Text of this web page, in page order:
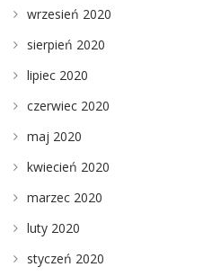
wrzesień 2020
sierpień 2020
lipiec 2020
czerwiec 2020
maj 2020
kwiecień 2020
marzec 2020
luty 2020
styczeń 2020